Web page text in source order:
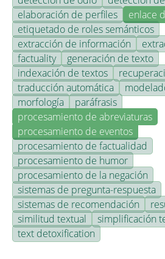
elaboración de perfiles
enlace
etiquetado de roles semánticos
extracción de información
factuality
generación de texto
indexación de textos
traducción automática
morfología
paráfrasis
procesamiento de abreviaturas
procesamiento de eventos
procesamiento de factualidad
procesamiento de humor
procesamiento de la negación
sistemas de pregunta-respuesta
sistemas de recomendación
similitud textual
simplificación
text detoxification